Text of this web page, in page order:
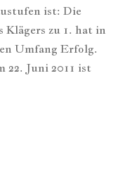
ist: Die
Klägers zu 1. hat in
Umfang Erfolg.
22. Juni 2011 ist